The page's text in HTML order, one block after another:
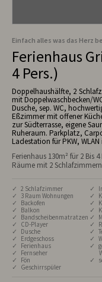
Einfach alles was das Herz
Ferienhaus
4 Pers.)
Doppelhaushälfte, 2
mit Doppelwaschbecken/
Dusche, sep. WC,
Eßzimmer mit offener
zur Südterrasse, eigene
Ruheraum. Parkplatz,
Ladestation für PKW, WLAN
Ferienhaus 130m² für 2 Bis
Räume mit 2 Schlafzimmern
✓ 2 Schlafzimmer
✓ 3 Raum Wohnungen
✓ Backofen
✓ Balkon
✓ Bandscheibenmatratzen
✓ CD-Player
✓ Dusche
✓ Erdgeschoss
✓ Ferienhaus
✓ Fernseher
✓ Fön
✓ Geschirrspüler
✓
✓
✓
✓
✓
✓
✓
✓
✓
✓